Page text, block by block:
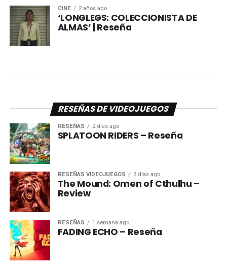
CINE 2 años ago
‘LONGLEGS: COLECCIONISTA DE
ALMAS’ | Reseña
RESEÑAS DE VIDEOJUEGOS
RESEÑAS 2 días ago
SPLATOON RIDERS – Reseña
RESEÑAS VIDEOJUEGOS 3 días ago
The Mound: Omen of Cthulhu –
Review
RESEÑAS 1 semana ago
FADING ECHO – Reseña